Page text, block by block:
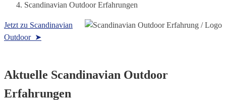
Scandinavian Outdoor Erfahrungen
Jetzt zu Scandinavian
Outdoor ➤
Aktuelle Scandinavian Outdoor
Erfahrungen